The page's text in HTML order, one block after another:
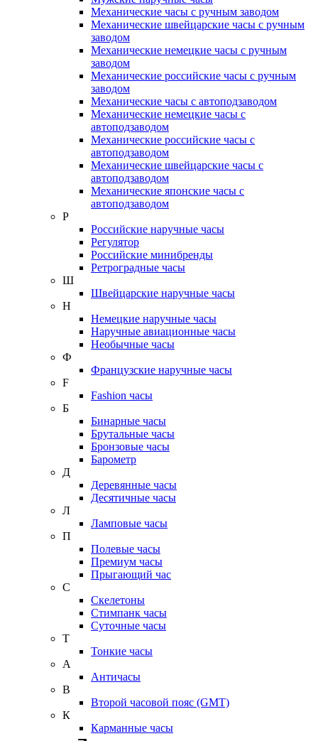
Механические часы с ручным заводом
Механические швейцарские часы с ручным
заводом
Механические немецкие часы с ручным
заводом
Механические российские часы с ручным
заводом
Механические часы с автоподзаводом
Механические немецкие часы с
автоподзаводом
Механические российские часы с
автоподзаводом
Механические швейцарские часы с
автоподзаводом
Механические японские часы с
автоподзаводом
Р
Российские наручные часы
Регулятор
Российские минибренды
Ретроградные часы
Ш
Швейцарские наручные часы
Н
Немецкие наручные часы
Наручные авиационные часы
Необычные часы
Ф
Французские наручные часы
F
Fashion часы
Б
Бинарные часы
Брутальные часы
Бронзовые часы
Барометр
Д
Деревянные часы
Десятичные часы
Л
Ламповые часы
П
Полевые часы
Премиум часы
Прыгающий час
С
Скелетоны
Стимпанк часы
Суточные часы
Т
Тонкие часы
А
Античасы
В
Второй часовой пояс (GMT)
К
Карманные часы